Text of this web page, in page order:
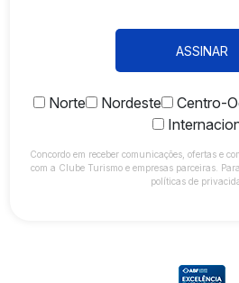
ASSINAR
Norte Nordeste Centro-
Concordo em receber comunicações, ofertas e
com a Clube Turismo e empresas parceiras.
políticas de